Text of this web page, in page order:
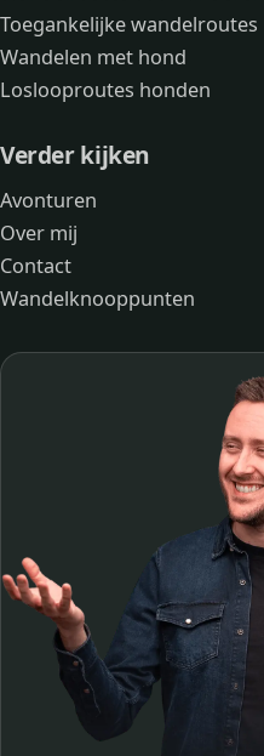
Toegankelijke wandelroutes
Wandelen met hond
Loslooproutes honden
Verder kijken
Avonturen
Over mij
Contact
Wandelknooppunten